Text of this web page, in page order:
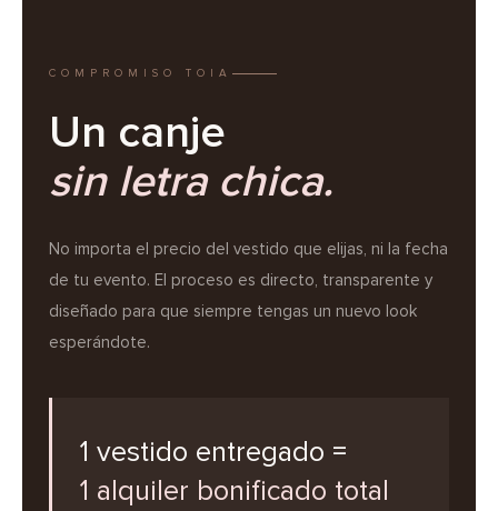
COMPROMISO TOIA
Un canje
sin letra chica.
No importa el precio del vestido que elijas, ni la fecha
de tu evento. El proceso es directo, transparente y
diseñado para que siempre tengas un nuevo look
esperándote.
1 vestido entregado =
1 alquiler bonificado total